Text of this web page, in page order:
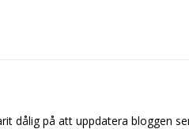
dålig på att uppdatera bloggen